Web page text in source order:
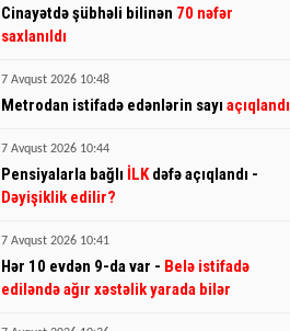
Cinayətdə şübhəli bilinən 70 nəfər
saxlanıldı
7 Avqust 2026 10:48
Metrodan istifadə edənlərin sayı açıqlandı
7 Avqust 2026 10:44
Pensiyalarla bağlı İLKdəfə açıqlandı -
Dəyişiklik edilir?
7 Avqust 2026 10:41
Hər 10 evdən 9-da var - Belə istifadə
ediləndə ağır xəstəlik yarada bilər